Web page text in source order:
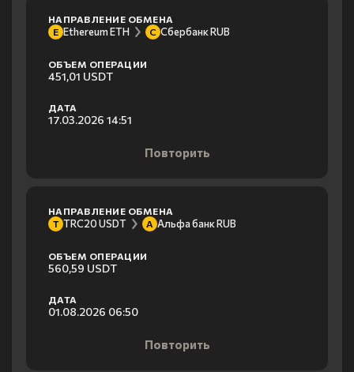
НАПРАВЛЕНИЕ ОБМЕНА
E Ethereum ETH С Сбербанк RUB
ОБЪЕМ ОПЕРАЦИИ
451,01 USDT
ДАТА
17.03.2026 14:51
Повторить
НАПРАВЛЕНИЕ ОБМЕНА
T TRC20 USDT А Альфа банк RUB
ОБЪЕМ ОПЕРАЦИИ
560,59 USDT
ДАТА
01.08.2026 06:50
Повторить